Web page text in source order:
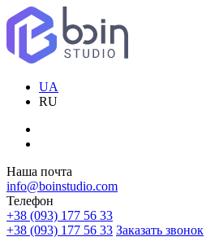
UA
RU
Наша почта
info@boinstudio.com
Телефон
+38 (093) 177 56 33
+38 (093) 177 56 33 Заказать звонок